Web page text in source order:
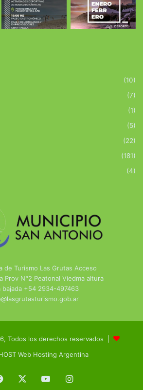
(10)
(7)
(1)
(5)
(22)
(181)
(4)
de Turismo Las Grutas Acceso
Prov N°2 Peatonal Viedma altura
bajada +54 2934-497463
Todos los derechos reservados |
Web Hosting Argentina
Facebook YouTubeInstagram